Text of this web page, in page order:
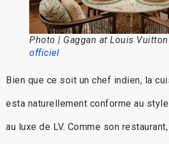
Photo | Gaggan at Louis
officiel
Bien que ce soit un chef indien, la
esta naturellement conforme au
au luxe de LV. Comme son